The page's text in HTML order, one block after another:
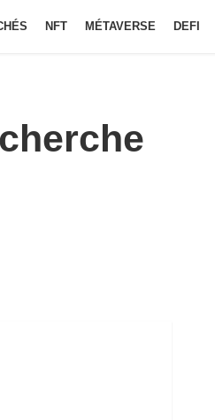
NFT MÉTAVERSE DEFI